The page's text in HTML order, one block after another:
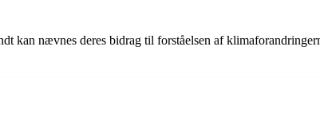
kan nævnes deres bidrag til forståelsen af